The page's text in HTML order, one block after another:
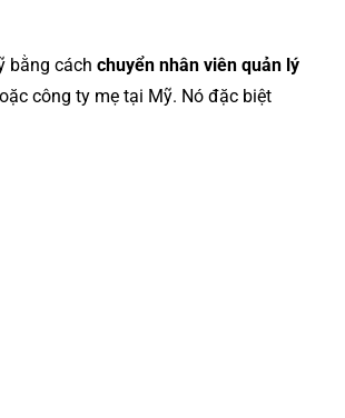
bằng cách chuyển nhân viên quản lý
công ty mẹ tại Mỹ. Nó đặc biệt